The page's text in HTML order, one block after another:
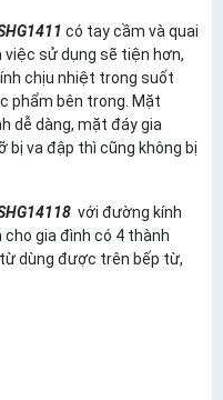
có tay cầm và quai
sử dụng sẽ tiện hơn,
chịu nhiệt trong suốt
phẩm bên trong. Mặt
dễ dàng, mặt đáy gia
bị va đập thì cũng không bị
với đường kính
gia đình có 4 thành
dùng được trên bếp từ,